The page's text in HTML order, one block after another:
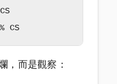
，而是觀察：